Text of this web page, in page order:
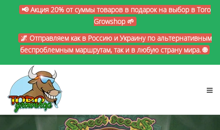
📢 Акция 20% от суммы товаров в подарок на выбор в Toro
Growshop 🌱
🌌 Отправляем как в Россию и Украину по альтернативным
беспроблемным маршрутам, так и в любую страну мира. 🌐